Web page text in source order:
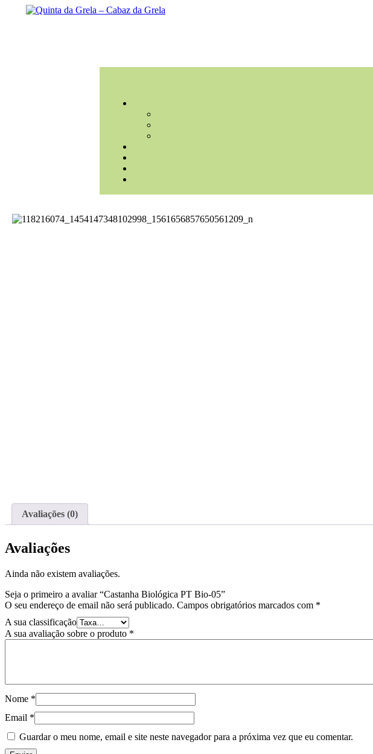
Avaliações (0)
Avaliações
Ainda não existem avaliações.
Seja o primeiro a avaliar “Castanha Biológica PT Bio-05”
O seu endereço de email não será publicado. Campos obrigatórios marcados com *
A sua classificação
A sua avaliação sobre o produto *
Nome *
Email *
Guardar o meu nome, email e site neste navegador para a próxima vez que eu comentar.